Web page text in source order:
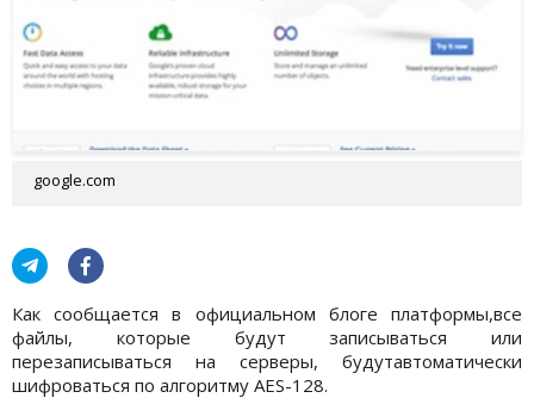
google.com
Как сообщается в официальном блоге платформы,все
файлы, которые будут записываться или
перезаписываться на серверы, будутавтоматически
шифроваться по алгоритму AES-128.